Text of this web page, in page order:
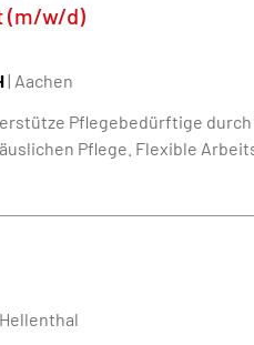
(m/w/d)
| Aachen
Pflegebedürftige
Pflege. Flexible